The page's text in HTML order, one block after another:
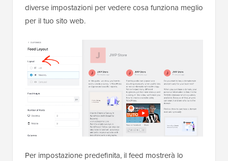
diverse impostazioni per vedere cosa funziona meglio
per il tuo sito web.
Per impostazione predefinita, il feed mostrerà lo